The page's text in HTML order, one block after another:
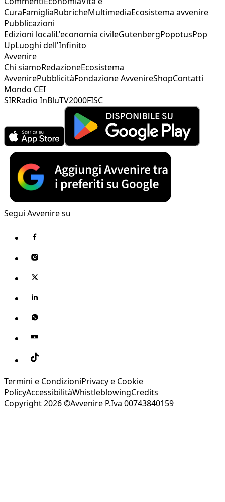
CuraFamigliaRubricheMultimediaEcosistema avvenire
Pubblicazioni
Edizioni localiL'economia civileGutenbergPopotusPop
UpLuoghi dell'Infinito
Avvenire
Chi siamoRedazioneEcosistema
AvvenirePubblicitàFondazione AvvenireShopContatti
Mondo CEI
SIRRadio InBluTV2000FISC
Segui Avvenire su
Termini e CondizioniPrivacy e Cookie
PolicyAccessibilitàWhistleblowingCredits
Copyright 2026 ©Avvenire P.Iva 00743840159